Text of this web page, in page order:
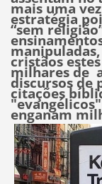
mais uma
estratégia
“sem
cristãos
milhares de
discursos de
citações
enganam